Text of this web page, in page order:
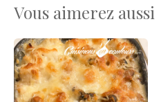
Vous aimerez aussi